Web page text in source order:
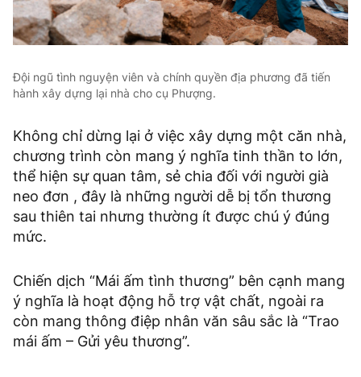
Đội ngũ tình nguyện viên và chính quyền địa phương đã tiến
hành xây dựng lại nhà cho cụ Phượng.
Không chỉ dừng lại ở việc xây dựng một căn nhà,
chương trình còn mang ý nghĩa tinh thần to lớn,
thể hiện sự quan tâm, sẻ chia đối với người già
neo đơn , đây là những người dễ bị tổn thương
sau thiên tai nhưng thường ít được chú ý đúng
mức.
Chiến dịch “Mái ấm tình thương” bên cạnh mang
ý nghĩa là hoạt động hỗ trợ vật chất, ngoài ra
còn mang thông điệp nhân văn sâu sắc là “Trao
mái ấm – Gửi yêu thương”.